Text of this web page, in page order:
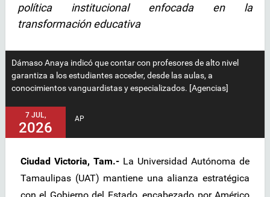
política institucional enfocada en la
transformación educativa
Dámaso Anaya indicó que contar con profesores de alto nivel
garantiza a los estudiantes acceder, desde las aulas, a
conocimientos vanguardistas y especializados. [Agencias]
7 JUL,
2026
AP
Ciudad Victoria, Tam.- La Universidad Autónoma de
Tamaulipas (UAT) mantiene una alianza estratégica